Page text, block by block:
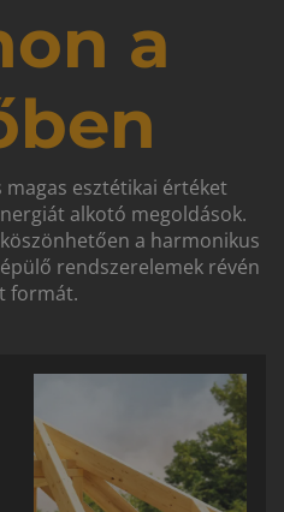
a
esztétikai értéket
alkotó megoldások.
a harmonikus
rendszerelemek révén
formát.